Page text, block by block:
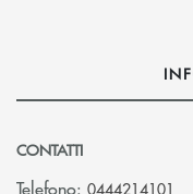
CONTATTI
Telefono: 0444214101